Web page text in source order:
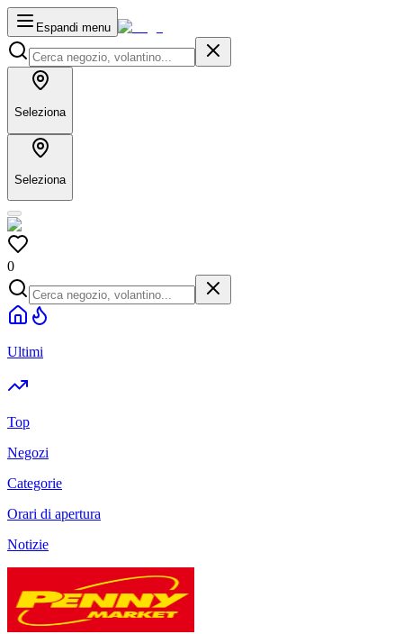
Espandi menu
Seleziona
Seleziona
0
Ultimi
Top
Negozi
Categorie
Orari di apertura
Notizie